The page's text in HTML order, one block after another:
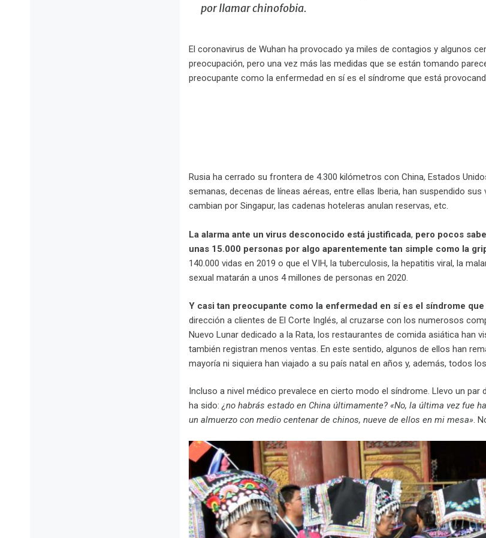
por llamar chinofobia.
El coronavirus de Wuhan ha provocado ya miles de contagios y algunos
preocupación, pero una vez más las medidas que se están tomando
preocupante como la enfermedad en sí es el síndrome que está
Rusia ha cerrado su frontera de 4.300 kilómetros con China, Estados
semanas, decenas de líneas aéreas, entre ellas Iberia, han suspendido
cambian por Singapur, las cadenas hoteleras anulan reservas, etc.
La alarma ante un virus desconocido está justificada, pero pocos
unas 15.000 personas por algo aparentemente tan simple como la
140.000 vidas en 2019 o que el VIH, la tuberculosis, la hepatitis viral, la
sexual matarán a unos 4 millones de personas en 2020.
Y casi tan preocupante como la enfermedad en sí es el síndrome
dirección a clientes de El Corte Inglés, al cruzarse con los numerosos
Nuevo Lunar dedicado a la Rata, los restaurantes de comida asiática han
también registran menos ventas. En este sentido, algunos de ellos han
mayoría ni siquiera han viajado a su país natal en años y, además, todos
Incluso a nivel médico prevalece en cierto modo el síndrome. Llevo un
ha sido:¿no habrás estado en China últimamente? «No, la última vez fue
un almuerzo con medio centenar de chinos, nueve de ellos en mi mesa».